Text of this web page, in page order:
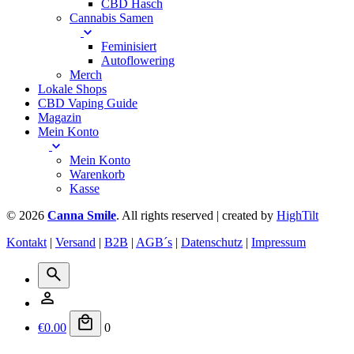
CBD Hasch
Cannabis Samen
Feminisiert
Autoflowering
Merch
Lokale Shops
CBD Vaping Guide
Magazin
Mein Konto
Mein Konto
Warenkorb
Kasse
© 2026 Canna Smile. All rights reserved | created by HighTilt
Kontakt | Versand | B2B | AGB´s | Datenschutz | Impressum
€0.00 0